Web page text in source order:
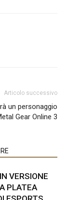
Articolo successivo
un personaggio
Gear Online 3
VERSIONE
PLATEA